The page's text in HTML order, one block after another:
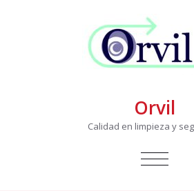
Orvil
Calidad en limpieza y